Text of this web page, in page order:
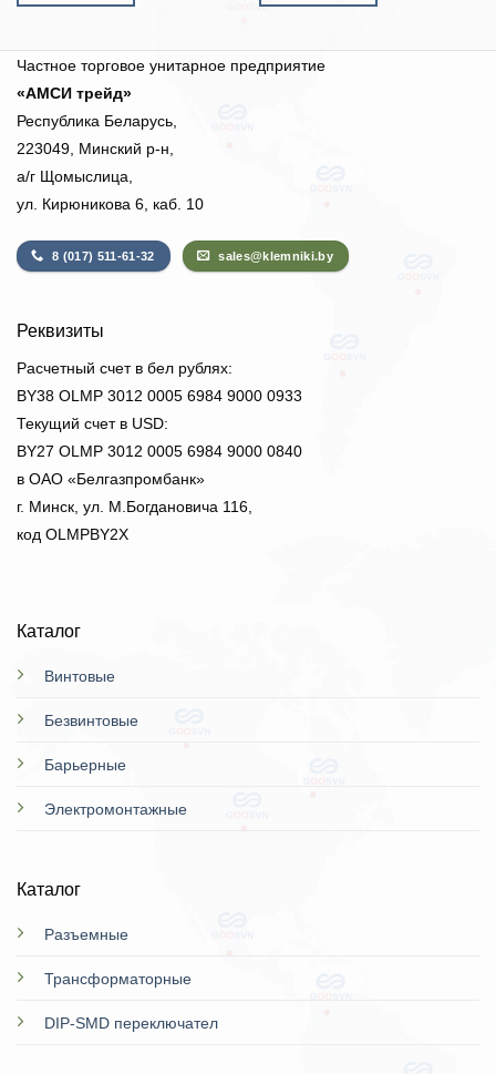
Частное торговое унитарное предприятие
«АМСИ трейд»
Республика Беларусь,
223049, Минский р-н,
а/г Щомыслица,
ул. Кирюникова 6, каб. 10
8 (017) 511-61-32 sales@klemniki.by
Каталог
Винтовые
Безвинтовые
Барьерные
Электромонтажные
Каталог
Разъемные
Трансформаторные
DIP-SMD переключател
Реквизиты
Расчетный счет в бел рублях:
BY38 OLMP 3012 0005 6984 9000 0933
Текущий счет в USD:
BY27 OLMP 3012 0005 6984 9000 0840
в ОАО «Белгазпромбанк»
г. Минск, ул. М.Богдановича 116,
код OLMPBY2X